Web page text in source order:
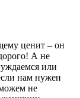
ценит – он
А не
или
нам нужен
не